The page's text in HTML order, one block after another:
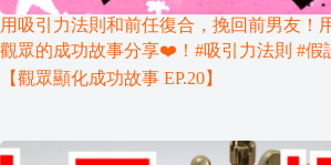
用吸引力法則和前任復合，挽回前男友！
觀眾的成功故事分享❤️！#吸引力法則 #假
【觀眾顯化成功故事 EP.20】